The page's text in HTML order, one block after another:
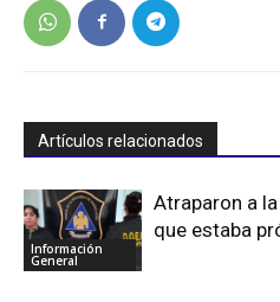
Artículos relacionados
Información
General
Atraparon a
que estaba